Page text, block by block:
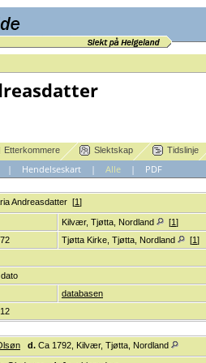
Etterkommere Slektskap Tidslinje
Hendelseskart| Alle| PDF
Andreasdatter [1]
Kilvær, Tjøtta, Nordland [1]
Tjøtta Kirke, Tjøtta, Nordland [1]
databasen
d. Ca 1792, Kilvær, Tjøtta, Nordland